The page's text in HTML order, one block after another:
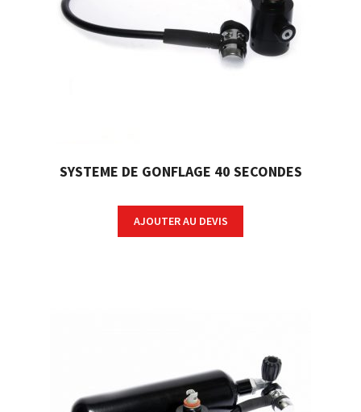
SYSTEME DE GONFLAGE 40 SECONDES
AJOUTER AU DEVIS